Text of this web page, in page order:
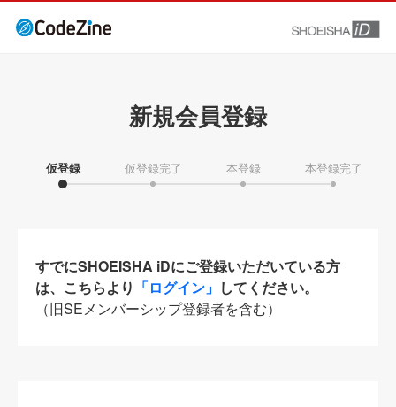
新規会員登録
仮登録 仮登録完了 本登録 本登録完了
すでにSHOEISHA iDにご登録いただいている方
は、こちらより 「ログイン」 してください。
（旧SEメンバーシップ登録者を含む）